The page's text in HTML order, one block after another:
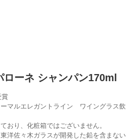
ローネ シャンパン170ml
賞
マルエレガントライン ワイングラス飲
おり、化粧箱ではございません。
洋佐々木ガラスが開発した鉛を含まない